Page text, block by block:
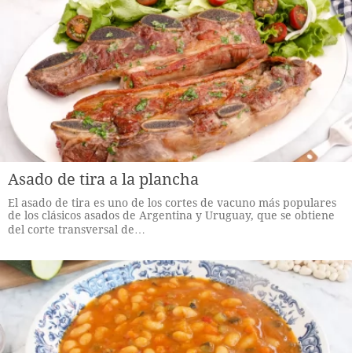
Asado de tira a la plancha
El asado de tira es uno de los cortes de vacuno más populares
de los clásicos asados de Argentina y Uruguay, que se obtiene
del corte transversal de…